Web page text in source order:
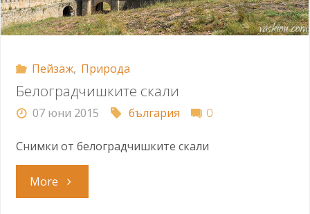
Пейзаж, Природа
Белоградчишките скали
07 юни 2015 българия 0
Снимки от белоградчишките скали
More"Белоградчишките